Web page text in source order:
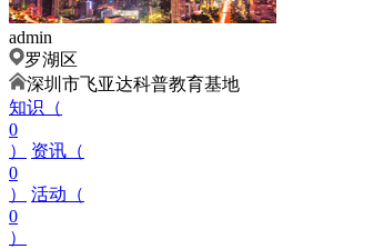
admin
罗湖区
深圳市飞亚达科普教育基地
知识（
0
）
资讯（
0
）
活动（
0
）